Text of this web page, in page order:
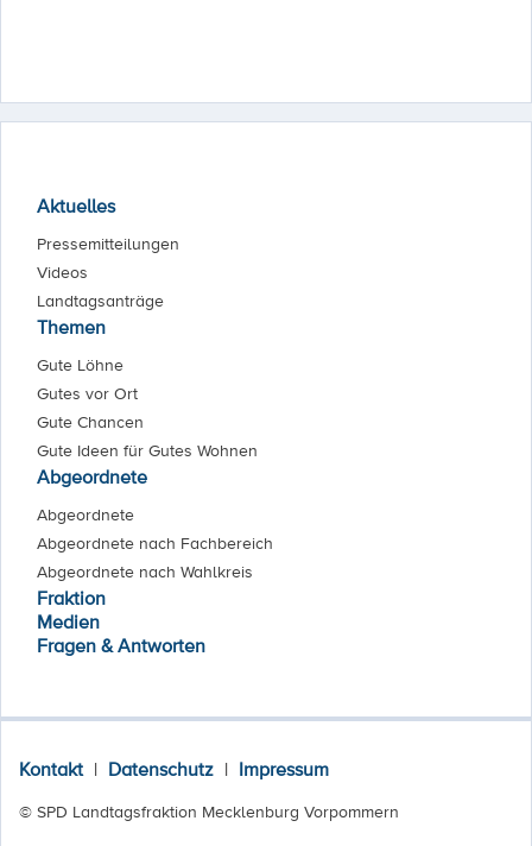
Aktuelles
Pressemitteilungen
Videos
Landtagsanträge
Themen
Gute Löhne
Gutes vor Ort
Gute Chancen
Gute Ideen für Gutes Wohnen
Abgeordnete
Abgeordnete
Abgeordnete nach Fachbereich
Abgeordnete nach Wahlkreis
Fraktion
Medien
Fragen & Antworten
Kontakt | Datenschutz | Impressum
© SPD Landtagsfraktion Mecklenburg Vorpommern